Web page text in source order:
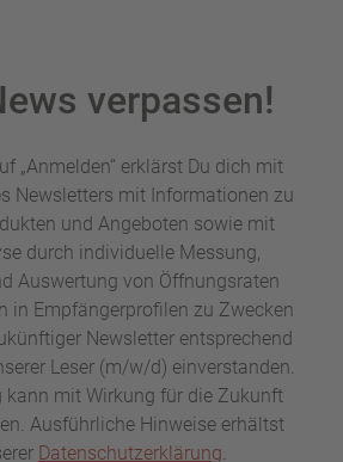
verpassen!
„Anmelden“ erklärst Du dich mit
Newsletters mit Informationen zu
und Angeboten sowie mit
durch individuelle Messung,
Auswertung von Öffnungsraten
in Empfängerprofilen zu Zwecken
Newsletter entsprechend
Leser (m/w/d) einverstanden.
kann mit Wirkung für die Zukunft
Ausführliche Hinweise erhältst
Datenschutzerklärung.